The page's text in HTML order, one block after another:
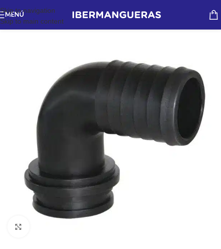
Skip to navigation
Skip to main content
MENÚ